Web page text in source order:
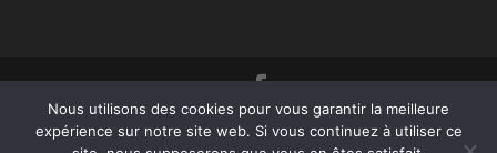
© 2023 Décors et Matières -Tous droits
Nous utilisons des cookies pour vous garantir la meilleure
expérience sur notre site web. Si vous continuez à utiliser ce